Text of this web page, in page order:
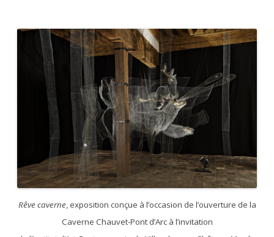
Rêve caverne, exposition conçue à l’occasion de l’ouverture de la
Caverne Chauvet-Pont d’Arc à l’invitation